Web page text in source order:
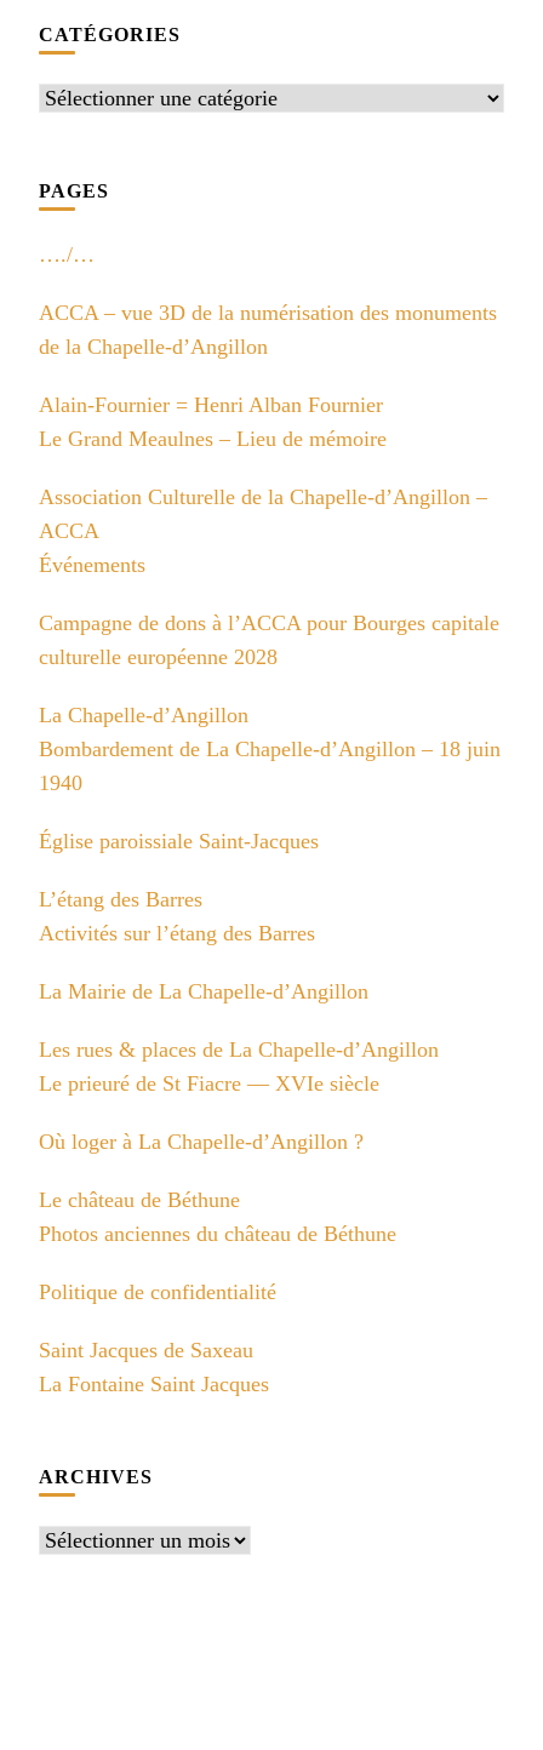
CATÉGORIES
Catégories
PAGES
…./…
ACCA – vue 3D de la numérisation des monuments
de la Chapelle-d’Angillon
Alain-Fournier = Henri Alban Fournier
Le Grand Meaulnes – Lieu de mémoire
Association Culturelle de la Chapelle-d’Angillon –
ACCA
Événements
Campagne de dons à l’ACCA pour Bourges capitale
culturelle européenne 2028
La Chapelle-d’Angillon
Bombardement de La Chapelle-d’Angillon – 18 juin
1940
Église paroissiale Saint-Jacques
L’étang des Barres
Activités sur l’étang des Barres
La Mairie de La Chapelle-d’Angillon
Les rues & places de La Chapelle-d’Angillon
Le prieuré de St Fiacre — XVIe siècle
Où loger à La Chapelle-d’Angillon ?
Le château de Béthune
Photos anciennes du château de Béthune
Politique de confidentialité
Saint Jacques de Saxeau
La Fontaine Saint Jacques
ARCHIVES
Archives